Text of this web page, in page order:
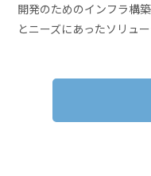
開発のためのインフラ構
とニーズにあったソリュ